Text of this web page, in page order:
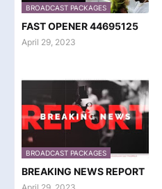
BROADCAST PACKAGES
FAST OPENER 44695125
April 29, 2023
BROADCAST PACKAGES
BREAKING NEWS REPORT